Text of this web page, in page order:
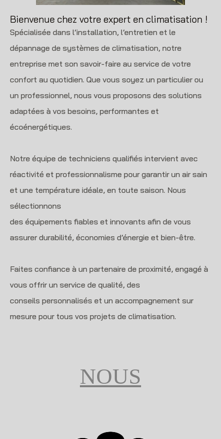
Bienvenue chez votre expert en climatisation !
Spécialisée dans l’installation, l’entretien et le
dépannage de systèmes de climatisation, notre
entreprise met son savoir-faire au service de votre
confort au quotidien. Que vous soyez un particulier ou
un professionnel, nous vous proposons des solutions
adaptées à vos besoins, performantes et
écoénergétiques.
Notre équipe de techniciens qualifiés intervient avec
réactivité et professionnalisme pour garantir un air sain
et une température idéale, en toute saison. Nous
sélectionnons
des équipements fiables et innovants afin de vous
assurer durabilité, économies d’énergie et bien-être.
Faites confiance à un partenaire de proximité, engagé à
vous offrir un service de qualité, des
conseils personnalisés et un accompagnement sur
mesure pour tous vos projets de climatisation.
NOUS